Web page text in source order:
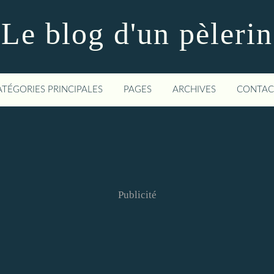
Le blog d'un pèlerin
PRINCIPALES PAGES ARCHIVES
Publicité